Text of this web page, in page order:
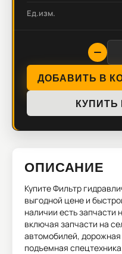
Ед.изм.
ДОБАВИТЬ В
КУПИТЬ
ОПИСАНИЕ
КупитеФильтр
выгодной цене и
наличии есть запчасти
включая запчасти на
автомобилей,
подъемная